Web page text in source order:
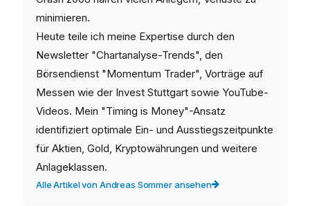
minimieren.
Heute teile ich meine Expertise durch den
Newsletter "Chartanalyse-Trends", den
Börsendienst "Momentum Trader", Vorträge auf
Messen wie der Invest Stuttgart sowie YouTube-
Videos. Mein "Timing is Money"-Ansatz
identifiziert optimale Ein- und Ausstiegszeitpunkte
für Aktien, Gold, Kryptowährungen und weitere
Anlageklassen.
Alle Artikel von Andreas Sommer ansehen